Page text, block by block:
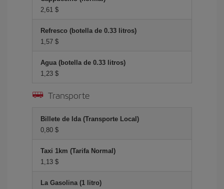
2,61 $
Refresco (botella de 0.33 litros)
1,57 $
Agua (botella de 0.33 litros)
1,23 $
Transporte
Billete de Ida (Transporte Local)
0,80 $
Taxi 1km (Tarifa Normal)
1,13 $
La Gasolina (1 litro)